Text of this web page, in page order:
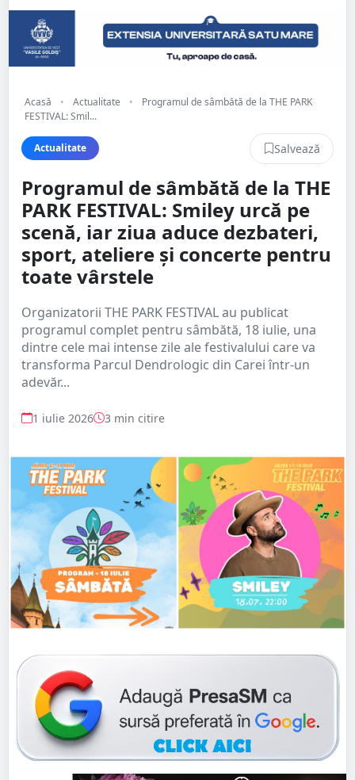
Acasă • Actualitate •
Programul de sâmbătă de la THE PARK
FESTIVAL: Smil...
Actualitate Salvează
Programul de sâmbătă de la THE
PARK FESTIVAL: Smiley urcă pe
scenă, iar ziua aduce dezbateri,
sport, ateliere și concerte pentru
toate vârstele
Organizatorii THE PARK FESTIVAL au publicat
programul complet pentru sâmbătă, 18 iulie, una
dintre cele mai intense zile ale festivalului care va
transforma Parcul Dendrologic din Carei într-un
adevăr...
1 iulie 2026 3 min citire